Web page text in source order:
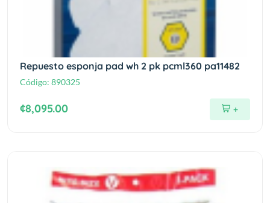
Repuesto esponja pad wh 2 pk pcml360 pa11482
Código: 890325
¢8,095.00 +